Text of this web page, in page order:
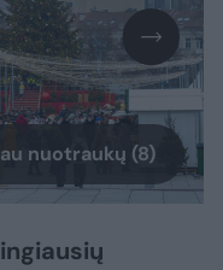
nuotraukų (8)